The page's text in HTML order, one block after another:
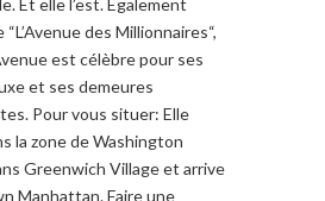
.Et ellel’est. Également
Avenuedes Millionnaires“,
est célèbre pour ses
et ses demeures
. Pour vous situer: Elle
la zone deWashington
Greenwich Villageet arrive
Manhattan.Faire une